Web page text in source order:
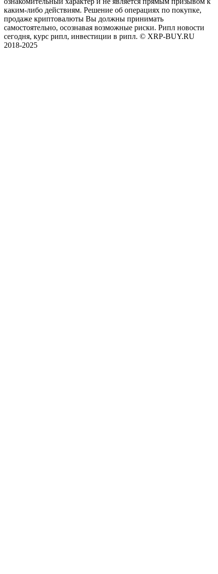
каким-либо действиям. Решение об операциях по покупке,
продаже криптовалюты Вы должны принимать
самостоятельно, осознавая возможные риски. Рипл новости
сегодня, курс рипл, инвестиции в рипл. © XRP-BUY.RU
2018-2025